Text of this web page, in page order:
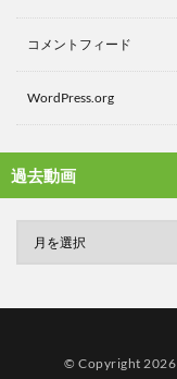
コメントフィード
WordPress.org
過去動画
© Copyright 2026